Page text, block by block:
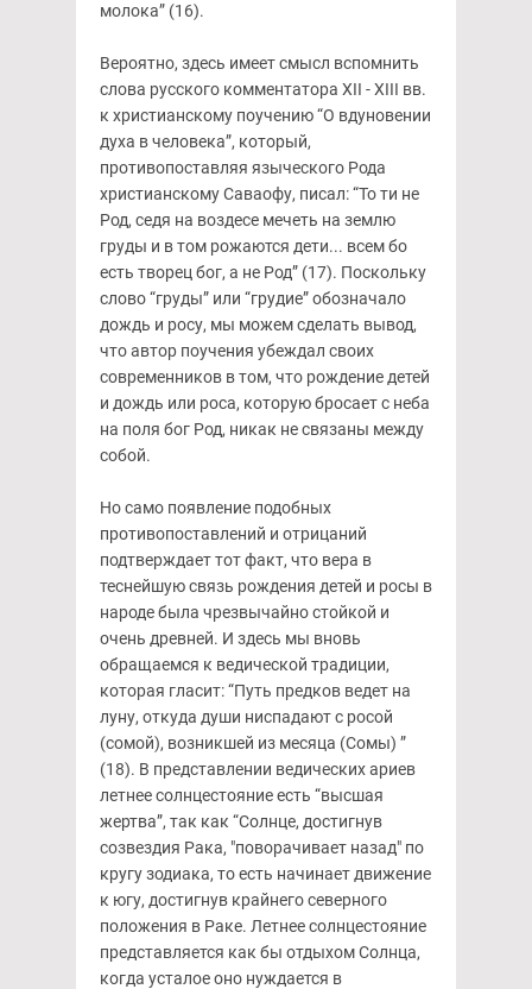
молока” (16).
Вероятно, здесь имеет смысл вспомнить
слова русского комментатора XII - XIII вв.
к христианскому поучению “О вдуновении
духа в человека”, который,
противопоставляя языческого Рода
христианскому Саваофу, писал: “То ти не
Род, седя на воздесе мечеть на землю
груды и в том рожаются дети... всем бо
есть творец бог, а не Род” (17). Поскольку
слово “груды” или “грудие” обозначало
дождь и росу, мы можем сделать вывод,
что автор поучения убеждал своих
современников в том, что рождение детей
и дождь или роса, которую бросает с неба
на поля бог Род, никак не связаны между
собой.
Но само появление подобных
противопоставлений и отрицаний
подтверждает тот факт, что вера в
теснейшую связь рождения детей и росы в
народе была чрезвычайно стойкой и
очень древней. И здесь мы вновь
обращаемся к ведической традиции,
которая гласит: “Путь предков ведет на
луну, откуда души ниспадают с росой
(сомой), возникшей из месяца (Сомы) ”
(18). В представлении ведических ариев
летнее солнцестояние есть “высшая
жертва”, так как “Солнце, достигнув
созвездия Рака, "поворачивает назад" по
кругу зодиака, то есть начинает движение
к югу, достигнув крайнего северного
положения в Раке. Летнее солнцестояние
представляется как бы отдыхом Солнца,
когда усталое оно нуждается в